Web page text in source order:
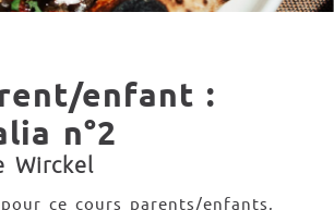
enfant :
n°2
Wirckel
pour ce cours parents/enfants,